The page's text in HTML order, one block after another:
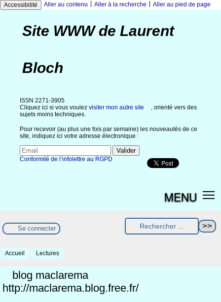
Accessibilité Aller au contenu Aller à la recherche Aller au pied de page
Site WWW de Laurent
Bloch
ISSN 2271-3905
Cliquez ici si vous voulez visiter mon autre site
, orienté vers des
sujets moins techniques.
Pour recevoir (au plus une fois par semaine) les nouveautés de ce
site, indiquez ici votre adresse électronique :
Conformité de l’infolettre au RGPD
MENU
Se connecter
Accueil Lectures
blog maclarema
http://maclarema.blog.free.fr/